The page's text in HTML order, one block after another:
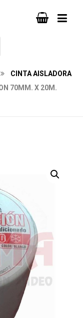
CINTA AISLADORA
70MM. X 20M.